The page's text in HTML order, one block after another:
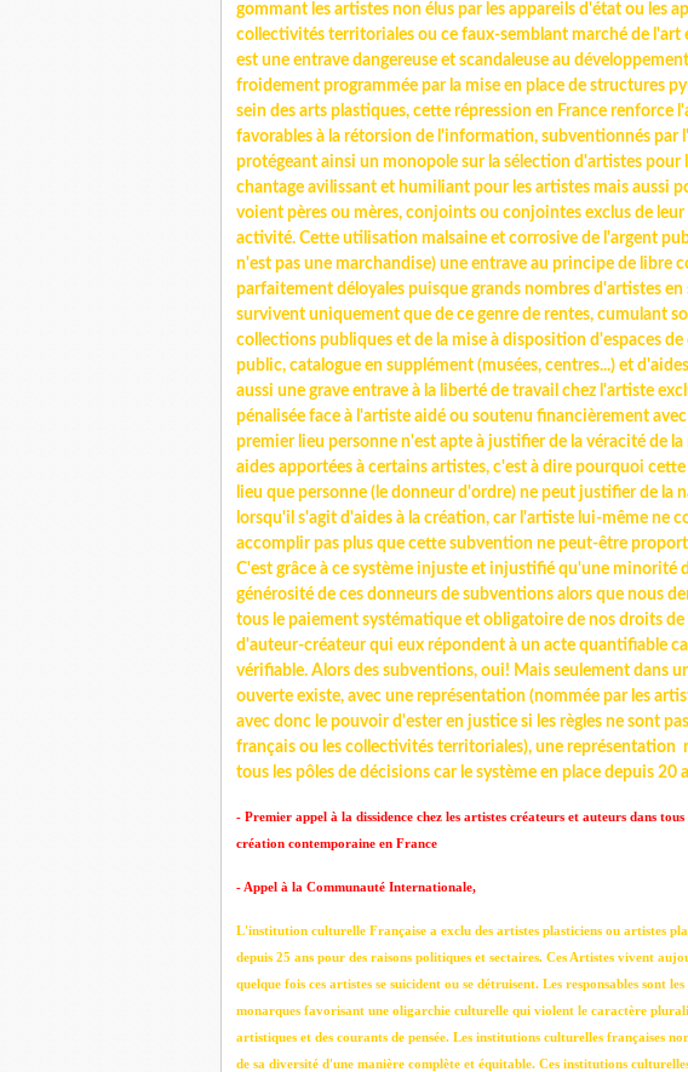
gommant les artistes non élus par les appareils d'état ou les
collectivités territoriales ou ce faux-semblant marché de l'art
est une entrave dangereuse et scandaleuse au
froidement programmée par la mise en place de structures
sein des arts plastiques, cette répression en France renforce
favorables à la rétorsion de l'information, subventionnés par
protégeant ainsi un monopole sur la sélection d'artistes pour
chantage avilissant et humiliant pour les artistes mais aussi
voient pères ou mères, conjoints ou conjointes exclus de
activité. Cette utilisation malsaine et corrosive de l'argent
n'est pas une marchandise) une entrave au principe de libre
parfaitement déloyales puisque grands nombres d'artistes en
survivent uniquement que de ce genre de rentes, cumulant
collections publiques et de la mise à disposition d'espaces
public, catalogue en supplément (musées, centres...) et
aussi une grave entrave à la liberté de travail chez l'artiste
pénalisée face à l'artiste aidé ou soutenu financièrement
premier lieu personne n'est apte à justifier de la véracité de
aides apportées à certains artistes, c'est à dire pourquoi
lieu que personne (le donneur d'ordre) ne peut justifier de
lorsqu'il s'agit d'aides à la création, car l'artiste lui-même ne
accomplir pas plus que cette subvention ne peut-être
C'est grâce à ce système injuste et injustifié qu'une minorité
générosité de ces donneurs de subventions alors que nous
tous le paiement systématique et obligatoire de nos droits
d'auteur-créateur qui eux répondent à un acte quantifiable
vérifiable. Alors des subventions, oui! Mais seulement dans
ouverte existe, avec une représentation (nommée par les
avec donc le pouvoir d'ester en justice si les règles ne sont
français ou les collectivités territoriales), une représentation
tous les pôles de décisions car le système en place depuis
- Premier appel à la dissidence chez les artistes créateurs et auteurs dans
création contemporaine en France
- Appel à la Communauté Internationale,
L'institution culturelle Française a exclu des artistes plasticiens ou artistes
depuis 25 ans pour des raisons politiques et sectaires. Ces Artistes vivent
quelque fois ces artistes se suicident ou se détruisent. Les responsables sont
monarques favorisant une oligarchie culturelle qui violent le caractère
artistiques et des courants de pensée. Les institutions culturelles françaises
de sa diversité d'une manière complète et équitable. Ces institutions